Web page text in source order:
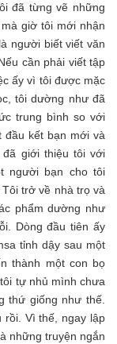
đã từng vẽ những
giờ tôi mới nhận
người biết viết văn
cần phải viết tập
ấy vì tôi được mặc
tôi dường như đã
trung bình so với
đầu kết bạn mới và
giới thiệu tôi với
người bạn cho tôi
trở về nhà trọ và
phẩm dường như
Dòng đầu tiên ấy
tỉnh dậy sau một
thành một con bọ
tự nhủ mình chưa
thứ giống như thế.
rồi. Vì thế, ngay lập
những truyện ngắn